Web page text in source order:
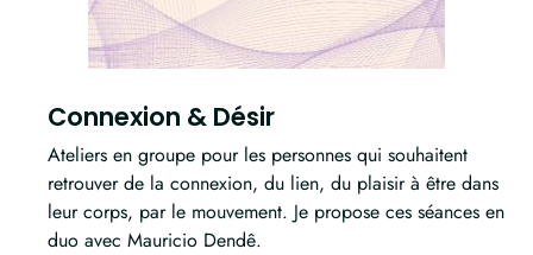
Connexion & Désir
Ateliers en groupe pour les personnes qui souhaitent
retrouver de la connexion, du lien, du plaisir à être dans
leur corps, par le mouvement. Je propose ces séances en
duo avec Mauricio Dendê.